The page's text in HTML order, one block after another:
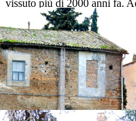
vissuto più di 2000 anni fa.
all’interno della maestosa
imperatore nel 132 d.C..
nascerci dentro, il compito di
raccontare a tutti la sua
suo declino. Oggi, dopo 83
osserva impotente il
era “il suo gioiello”.